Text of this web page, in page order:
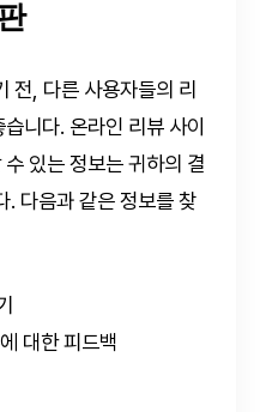
전, 다른 사용자들의 리
니다. 온라인 리뷰 사이
있는 정보는 귀하의 결
. 다음과 같은 정보를 찾
대한 피드백